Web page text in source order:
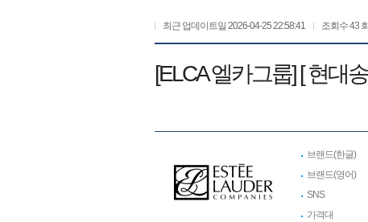
최근 업데이트일 2026-04-25 22:58:41 조회수43 회
[ELCA 엘카그룹] [ 현대
브랜드(한글)
브랜드(영어)
SNS
가격대